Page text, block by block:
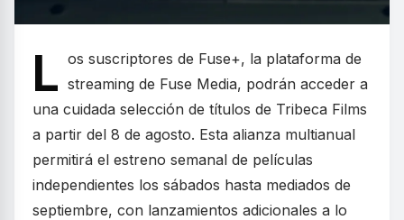
L os suscriptores de Fuse+, la plataforma de
streaming de Fuse Media, podrán acceder a
una cuidada selección de títulos de Tribeca Films
a partir del 8 de agosto. Esta alianza multianual
permitirá el estreno semanal de películas
independientes los sábados hasta mediados de
septiembre, con lanzamientos adicionales a lo